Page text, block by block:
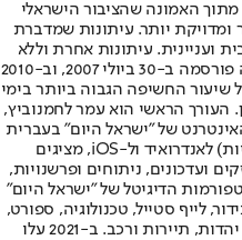
האמונה שהציבור הישראלי
ומדויקת יותר. עיתונות שמדברת
ועניינית. עיתונות אחרת וללא
תשלום. המהדורה המודפסת הראשונה פורסמה ב-30 ביולי 2007, וב-2010
שיעור החשיפה הגבוה ביותר בימי
העורך הראשי הוא עמר לחמנוביץ,
של "ישראל היום" בעברית
ובאנגלית, כמו כן היישומונים (אפליקציות) לאנדרואיד ול-iOS, מציגים
ועדכונים, ניתוחים ופרשנויות,
הדיגיטל של "ישראל היום"
לייף סטייל, טכנולוגיה, ספורט,
כלכלה וצרכנות, בריאות, חיילים, אוכל, יהדות, תיירות ורכב. ב-2021 עלו